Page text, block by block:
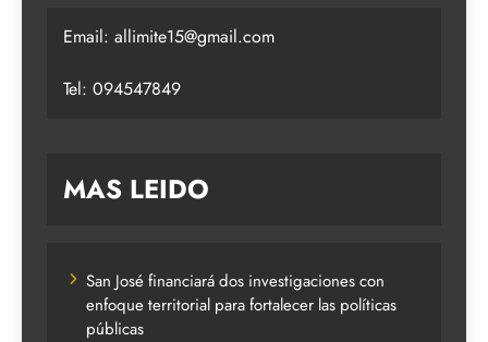
Email: allimite15@gmail.com
Tel: 094547849
MAS LEIDO
San José financiará dos investigaciones con
enfoque territorial para fortalecer las políticas
públicas